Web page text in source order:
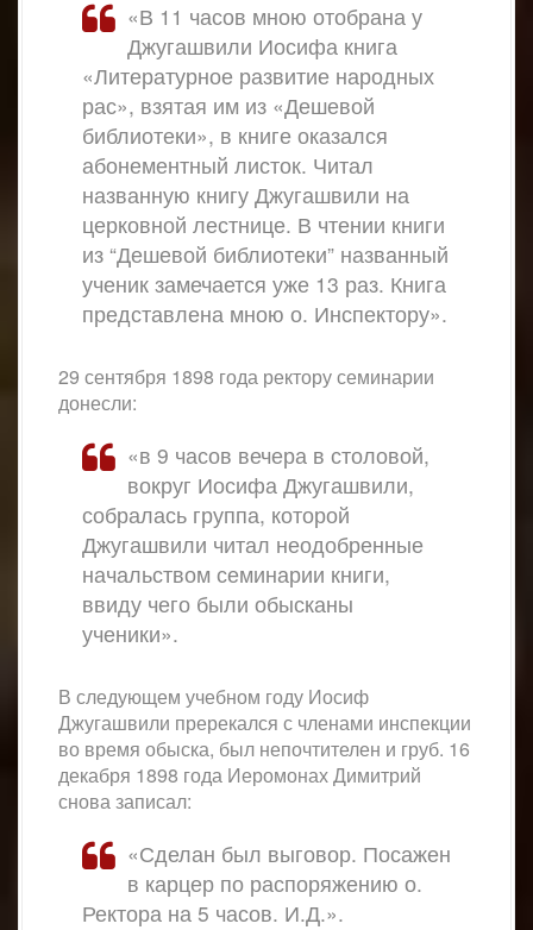
«В 11 часов мною отобрана у
Джугашвили Иосифа книга
«Литературное развитие народных
рас», взятая им из «Дешевой
библиотеки», в книге оказался
абонементный листок. Читал
названную книгу Джугашвили на
церковной лестнице. В чтении книги
из “Дешевой библиотеки” названный
ученик замечается уже 13 раз. Книга
представлена мною о. Инспектору».
29 сентября 1898 года ректору семинарии
донесли:
«в 9 часов вечера в столовой,
вокруг Иосифа Джугашвили,
собралась группа, которой
Джугашвили читал неодобренные
начальством семинарии книги,
ввиду чего были обысканы
ученики».
В следующем учебном году Иосиф
Джугашвили пререкался с членами инспекции
во время обыска, был непочтителен и груб. 16
декабря 1898 года Иеромонах Димитрий
снова записал:
«Сделан был выговор. Посажен
в карцер по распоряжению о.
Ректора на 5 часов. И.Д.».